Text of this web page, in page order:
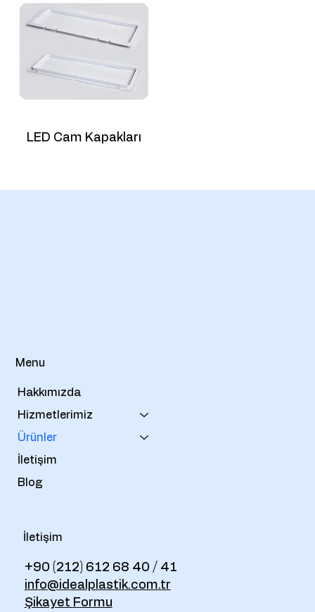
LED Cam Kapakları
Menu
Hakkımızda
Hizmetlerimiz
Ürünler
İletişim
Blog
İletişim
+90 (212) 612 68 40 / 41
info@idealplastik.com.tr
Şikayet Formu